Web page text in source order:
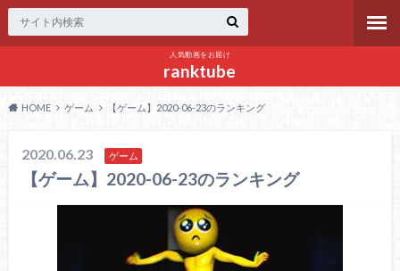
人気動画をお届け
ranktube
HOME ゲーム 【ゲーム】2020-06-23のランキング
2020.06.23 ゲーム
【ゲーム】2020-06-23のランキング